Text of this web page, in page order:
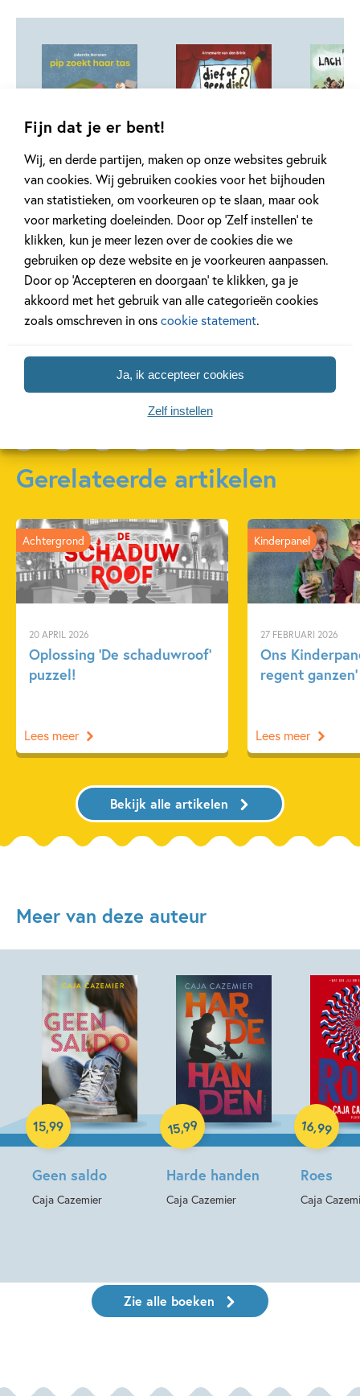
Fijn dat je er bent!
Wij, en derde partijen, maken op onze websites gebruik
van cookies. Wij gebruiken cookies voor het bijhouden
van statistieken, om voorkeuren op te slaan, maar ook
voor marketing doeleinden. Door op ‘Zelf instellen’ te
klikken, kun je meer lezen over de cookies die we
gebruiken op deze website en je voorkeuren aanpassen.
Door op ‘Accepteren en doorgaan’ te klikken, ga je
akkoord met het gebruik van alle categorieën cookies
zoals omschreven in onscookie statement.
Ja, ik accepteer cookies
Zelf instellen
Toneellezen – pip
zoekt haar tas
Jolanda Horsten,
Samantha Loman
16,99
Hardcover
Toneellezen –
dief of geen
dief?
Annemarie van den
Brink, Silvie Buenen
16,99
Hardcover
de Heer
16,99
Meer over deze serie
Gerelateerde artikelen
20 APRIL 2026
Oplossing ‘De schaduwroof’
puzzel!
Achtergrond
Lees meer
27 FEBRUARI 2026
Ons
regent ganzen’
Kinderpanel
Lees meer
Bekijk alle artikelen
Meer van deze auteur
Geen saldo
Caja Cazemier
15,99
Paperback
Harde handen
Caja Cazemier
15,99
Paperback
Roes
Caja
16,99
Paperback
Zie alle boeken